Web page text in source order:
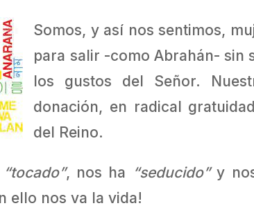
Somos, y así nos sentimos,
para salir -como Abrahán- sin
los gustos del Señor.
donación, en radical
del Reino.
“tocado”, nos ha “seducido”y
ello nos va la vida!